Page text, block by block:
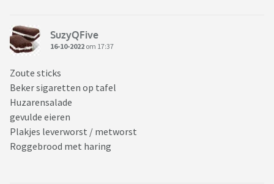
SuzyQFive
16-10-2022 om 17:37
Zoute sticks
Beker sigaretten op tafel
Huzarensalade
gevulde eieren
Plakjes leverworst / metworst
Roggebrood met haring